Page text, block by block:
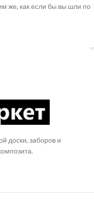
же, как если бы вы шли по
доски, заборов и